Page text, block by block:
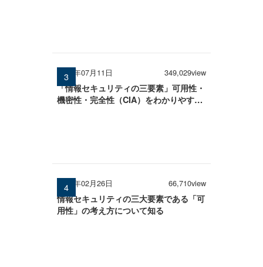
2025年07月11日 349,029view
「情報セキュリティの三要素」可用性・
機密性・完全性（CIA）をわかりやすく
2026年02月26日 66,710view
情報セキュリティの三大要素である「可
用性」の考え方について知る